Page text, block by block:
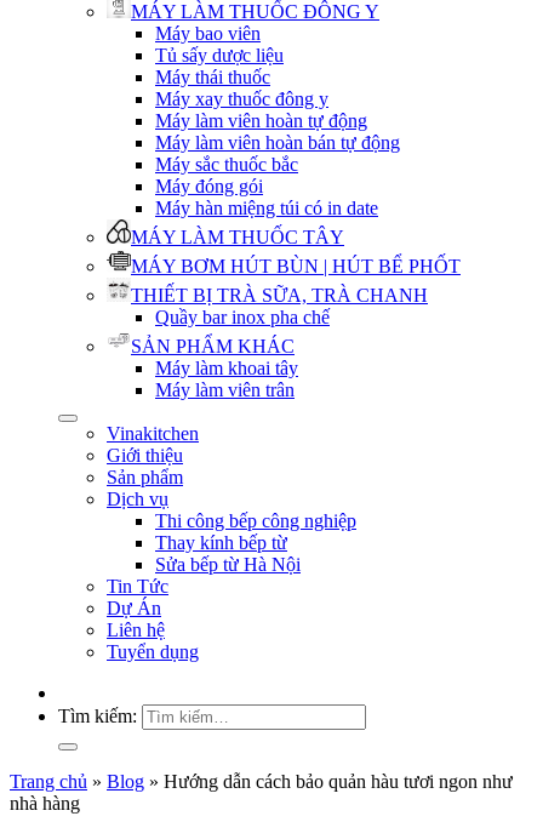
MÁY LÀM THUỐC ĐÔNG Y
Máy bao viên
Tủ sấy dược liệu
Máy thái thuốc
Máy xay thuốc đông y
Máy làm viên hoàn tự động
Máy làm viên hoàn bán tự động
Máy sắc thuốc bắc
Máy đóng gói
Máy hàn miệng túi có in date
MÁY LÀM THUỐC TÂY
MÁY BƠM HÚT BÙN | HÚT BỂ PHỐT
THIẾT BỊ TRÀ SỮA, TRÀ CHANH
Quầy bar inox pha chế
SẢN PHẨM KHÁC
Máy làm khoai tây
Máy làm viên trân
Vinakitchen
Giới thiệu
Sản phẩm
Dịch vụ
Thi công bếp công nghiệp
Thay kính bếp từ
Sửa bếp từ Hà Nội
Tin Tức
Dự Án
Liên hệ
Tuyển dụng
Tìm kiếm:
Trang chủ » Blog » Hướng dẫn cách bảo quản hàu tươi ngon như
nhà hàng